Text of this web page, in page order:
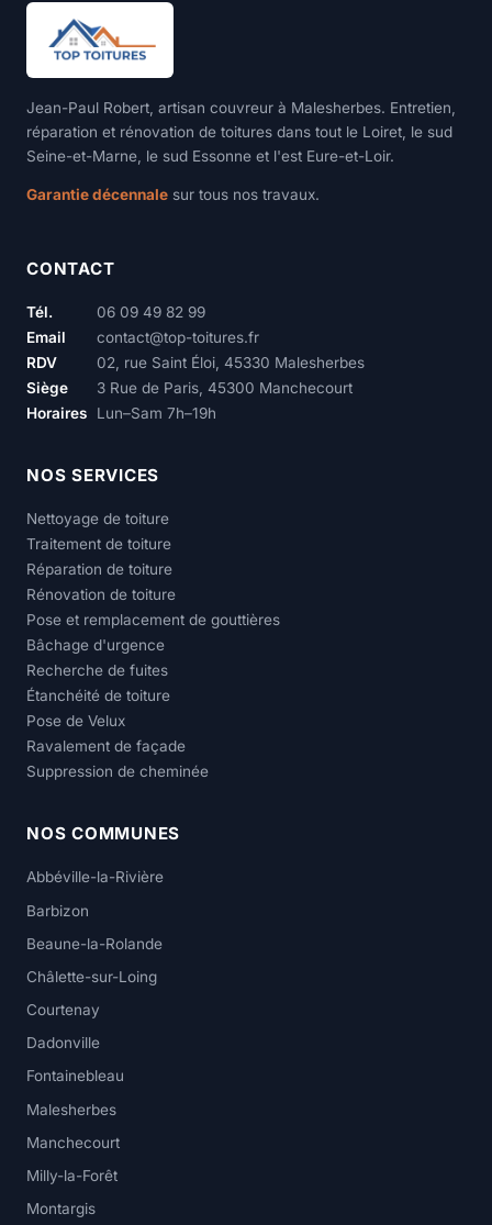
Jean-Paul Robert, artisan couvreur à Malesherbes. Entretien,
réparation et rénovation de toitures dans tout le Loiret, le sud
Seine-et-Marne, le sud Essonne et l'est Eure-et-Loir.
Garantie décennale sur tous nos travaux.
CONTACT
Tél.
06 09 49 82 99
Email
contact@top-toitures.fr
RDV
02, rue Saint Éloi, 45330 Malesherbes
Siège
3 Rue de Paris, 45300 Manchecourt
Horaires
Lun–Sam 7h–19h
NOS SERVICES
Nettoyage de toiture
Traitement de toiture
Réparation de toiture
Rénovation de toiture
Pose et remplacement de gouttières
Bâchage d'urgence
Recherche de fuites
Étanchéité de toiture
Pose de Velux
Ravalement de façade
Suppression de cheminée
NOS COMMUNES
Abbéville-la-Rivière
Barbizon
Beaune-la-Rolande
Châlette-sur-Loing
Courtenay
Dadonville
Fontainebleau
Malesherbes
Manchecourt
Milly-la-Forêt
Montargis